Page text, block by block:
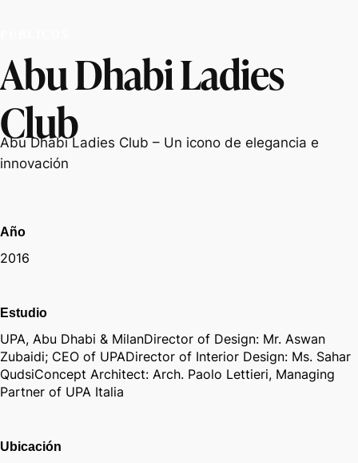
Abu Dhabi Ladies
Club
Abu Dhabi Ladies Club – Un icono de elegancia e
innovación
Año
2016
Estudio
UPA, Abu Dhabi & MilanDirector of Design: Mr. Aswan
Zubaidi; CEO of UPADirector of Interior Design: Ms. Sahar
QudsiConcept Architect: Arch. Paolo Lettieri, Managing
Partner of UPA Italia
Ubicación